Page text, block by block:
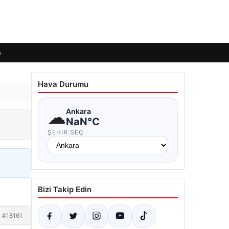
#18161
Hava Durumu
☁Ankara
NaN°C
ŞEHIR SEÇ
Bizi Takip Edin